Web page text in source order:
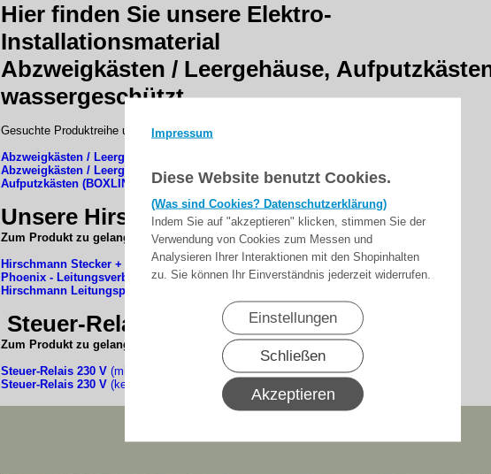
Impressum
Diese Website benutzt Cookies.
(Was sind Cookies? Datenschutzerklärung)
Indem Sie auf "akzeptieren" klicken, stimmen Sie der
Verwendung von Cookies zum Messen und
Analysieren Ihrer Interaktionen mit den Shopinhalten
zu. Sie können Ihr Einverständnis jederzeit widerrufen.
Einstellungen
Schließen
Akzeptieren
Hier finden Sie unsere Elektro-
Installationsmaterial
Abzweigkästen / Leergehäuse,
wassergeschützt
Gesuchte Produktreihe unten auf den Schrieft/Link klicken
Abzweigkästen / Leergehäuse Wassergeschützt, IP 54
Abzweigkästen / Leergehäusen (ABOX ) Wassergeschützt, IP 65
Aufputzkästen (BOXLINE) Wassergeschützt, IP 66
Unsere Hirschmann stecksysteme
Zum Produkt zu gelangen unten auf den Produkt klicken.
Hirschmann Stecker + Stecksysteme
Phoenix - Leitungsverbinder
Hirschmann Leitungspeitschen + Verlängerungen
Steuer-Relais 230 V
Zum Produkt zu gelangen unten auf den Produkt klicken.
Steuer-Relais 230 V (mit Anschlussmöglichkeit einer Einzelbedienung)
Steuer-Relais 230 V (keine Einzelbedienung der Motoren möglich)